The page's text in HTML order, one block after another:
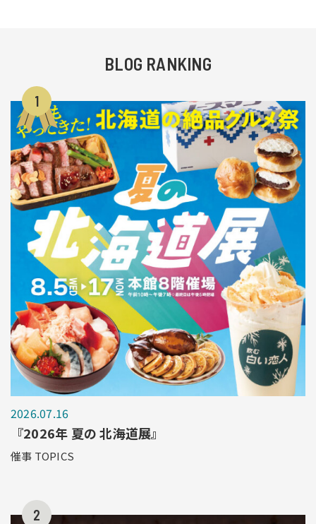
BLOG RANKING
1
2026.07.16
『2026年 夏の 北海道展』
催事 TOPICS
2